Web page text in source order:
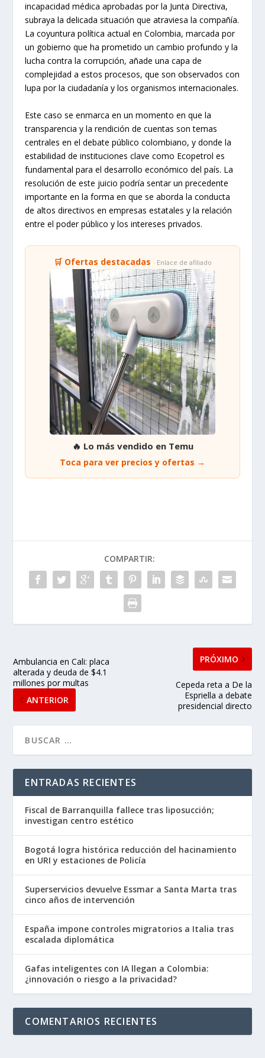
incapacidad médica aprobadas por la Junta Directiva,
subraya la delicada situación que atraviesa la compañía.
La coyuntura política actual en Colombia, marcada por
un gobierno que ha prometido un cambio profundo y la
lucha contra la corrupción, añade una capa de
complejidad a estos procesos, que son observados con
lupa por la ciudadanía y los organismos internacionales.
Este caso se enmarca en un momento en que la
transparencia y la rendición de cuentas son temas
centrales en el debate público colombiano, y donde la
estabilidad de instituciones clave como Ecopetrol es
fundamental para el desarrollo económico del país. La
resolución de este juicio podría sentar un precedente
importante en la forma en que se aborda la conducta
de altos directivos en empresas estatales y la relación
entre el poder público y los intereses privados.
🛒 Ofertas destacadas · Enlace de afiliado
🔥 Lo más vendido en Temu
Toca para ver precios y ofertas →
COMPARTIR:
Ambulancia en Cali: placa
alterada y deuda de $4.1
millones por multas
ANTERIOR
PRÓXIMO
Cepeda reta a De la
Espriella a debate
presidencial directo
ENTRADAS RECIENTES
Fiscal de Barranquilla fallece tras liposucción;
investigan centro estético
Bogotá logra histórica reducción del hacinamiento
en URI y estaciones de Policía
Superservicios devuelve Essmar a Santa Marta tras
cinco años de intervención
España impone controles migratorios a Italia tras
escalada diplomática
Gafas inteligentes con IA llegan a Colombia:
¿innovación o riesgo a la privacidad?
COMENTARIOS RECIENTES